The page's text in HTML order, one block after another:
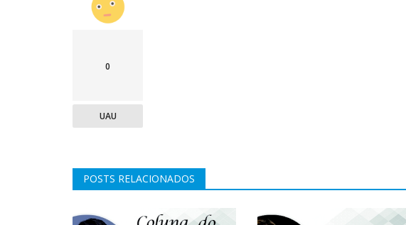
0
UAU
POSTS RELACIONADOS